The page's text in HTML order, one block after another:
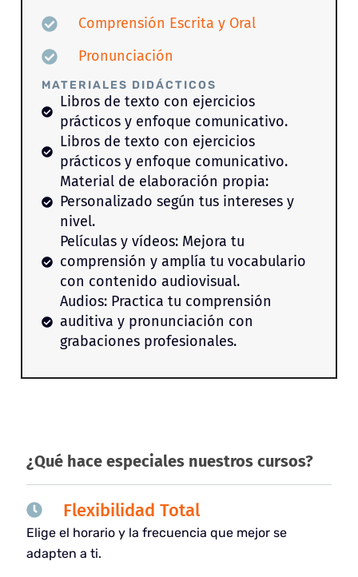
Comprensión Escrita y Oral
Pronunciación
MATERIALES DIDÁCTICOS
Libros de texto con ejercicios
prácticos y enfoque comunicativo.
Libros de texto con ejercicios
prácticos y enfoque comunicativo.
Material de elaboración propia:
Personalizado según tus intereses y
nivel.
Películas y vídeos: Mejora tu
comprensión y amplía tu vocabulario
con contenido audiovisual.
Audios: Practica tu comprensión
auditiva y pronunciación con
grabaciones profesionales.
¿Qué hace especiales nuestros cursos?
Flexibilidad Total
Elige el horario y la frecuencia que mejor se
adapten a ti.